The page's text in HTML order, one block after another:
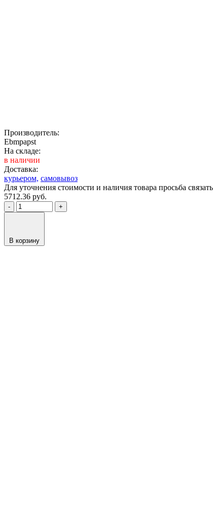
Производитель:
Ebmpapst
На складе:
в наличии
Доставка:
курьером, самовывоз
Для уточнения стоимости и наличия товара просьба
5712.36 руб.
- +
В корзину